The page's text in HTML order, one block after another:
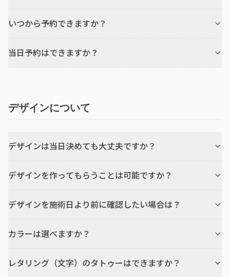
いつから予約できますか？
当日予約はできますか？
デザインについて
デザインは当日決めても大丈夫ですか？
デザインを作ってもらうことは可能ですか？
デザインを施術日より前に確認したい場合は？
カラーは選べますか？
レタリング（文字）のタトゥーはできますか？